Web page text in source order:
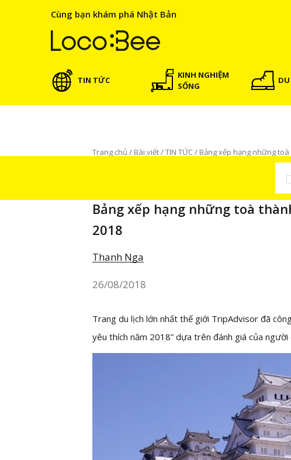
Cùng bạn khám phá Nhật Bản
TIN TỨC
KINH NGHIỆM
SỐNG
Trang chủ / Bài viết/TIN TỨC/ Bảng xếp hạng những
Bảng xếp hạng những toà
2018
Thanh Nga
26/08/2018
Trang du lịch lớn nhất thế giới TripAdvisor đã
yêu thích năm 2018” dựa trên đánh giá của